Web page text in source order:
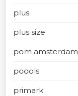
plus
plus size
pom amsterdam
poools
primark